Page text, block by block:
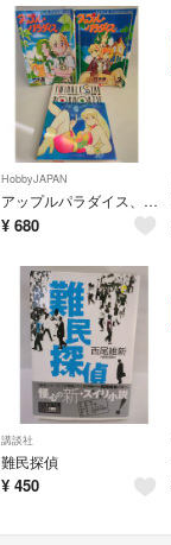
HobbyJAPAN
アップルパラダイス、トゥインクルスターのんのんじー
¥ 680
講談社
難民探偵
¥ 450